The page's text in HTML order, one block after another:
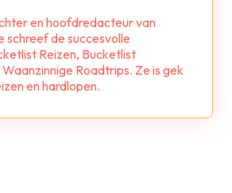
en hoofdredacteur van
schreef de succesvolle
Reizen, Bucketlist
Roadtrips. Ze is gek
en hardlopen.